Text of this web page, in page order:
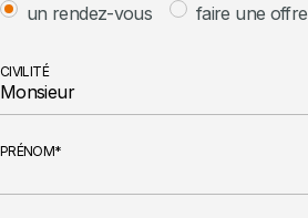
un rendez-vous
faire une offre
Monsieur
CIVILITÉ
PRÉNOM